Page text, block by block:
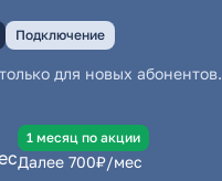
Подключение
для новых абонентов.
1 месяц по акции
Далее 700₽/мес